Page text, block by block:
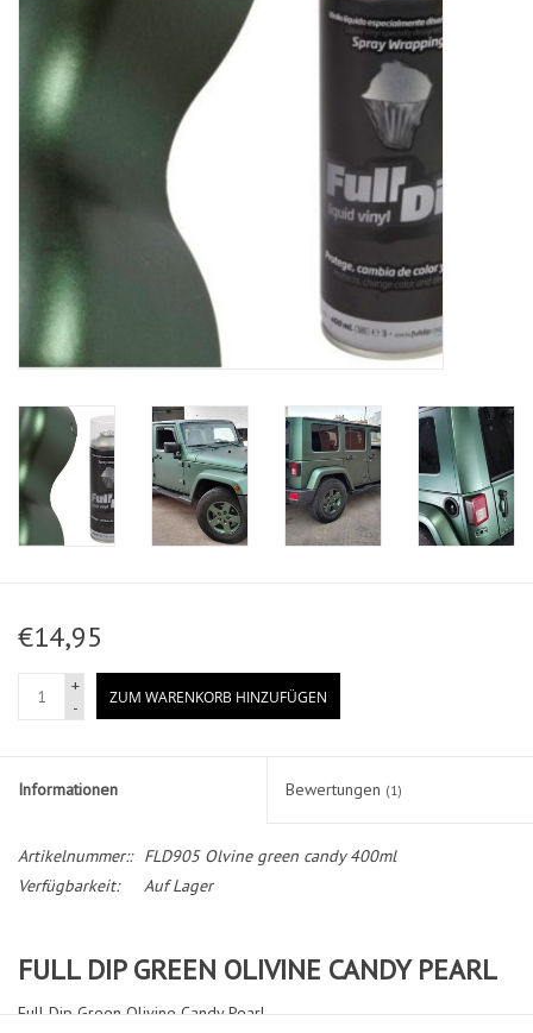
€14,95
+
-
ZUM WARENKORB HINZUFÜGEN
Informationen Bewertungen (1)
Artikelnummer::
FLD905 Olvine green candy 400ml
Verfügbarkeit:
Auf Lager
FULL DIP GREEN OLIVINE CANDY PEARL
Full Dip Green Olivine Candy Pearl.